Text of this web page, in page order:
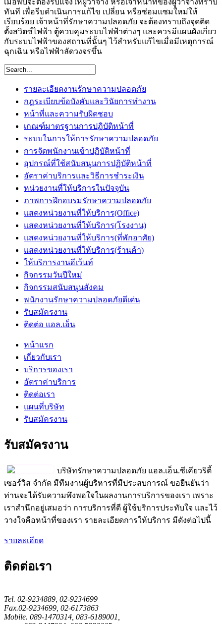
ทันที เพื่อรีบดำเนินการแก้ไข เปลี่ยน หรือซ่อมแซมใหม่ให้
เรียบร้อย เจ้าหน้าที่รักษาความปลอดภัย จะต้องทราบถึงจุดติด
ตั้งสวิตซ์ไฟฟ้า ตู้ควบคุมระบบไฟฟ้าต่างๆ และควรมีแผนผังเกี่ยว
กับระบบไฟฟ้าของสถานที่นั้นๆ ไว้สำหรับแก้ไขเมื่อมีเหตุการณ์
ฉุกเฉิน หรือไฟฟ้าลัดวงจรขึ้น
รายละเอียดงานรักษาความปลอดภัย
กฎระเบียบข้อบังคับและวินัยการทำงาน
หน้าที่และความรับผิดชอบ
เกณฑ์มาตรฐานการปฏิบัติหน้าที่
ระบบในการให้การรักษาความปลอดภัย
การจัดพนักงานเข้าปฏิบัติหน้าที่
อุปกรณ์ที่ใช้สนับสนุนการปฏิบัติหน้าที่
อัตราค่าบริการและวิธีการชำระเงิน
หน่วยงานที่ให้บริการในปัจจุบัน
ภาพการฝึกอบรมรักษาความปลอดภัย
แสดงหน่วยงานที่ให้บริการ(Office)
แสดงหน่วยงานที่ให้บริการ(โรงงาน)
แสดงหน่วยงานที่ให้บริการ(ที่พักอาศัย)
แสดงหน่วยงานที่ให้บริการ(ร้านค้า)
ให้บริการงานอีเว้นท์
กิจกรรมวันปีใหม่
กิจกรรมสนับสนุนสังคม
พนักงานรักษาความปลอดภัยดีเด่น
รับสมัครงาน
ติดต่อ แอล.เอ็น
หน้าแรก
เกี่ยวกับเรา
บริการของเรา
อัตราค่าบริการ
ติดต่อเรา
แผนที่บริษัท
รับสมัครงาน
รับสมัครงาน
บริษัทรักษาความปลอดภัย แอล.เอ็น.ซีเคียวริตี้
เซอร์วิส จำกัด มีทีมงานผู้บริหารที่มีประสบการณ์ ขอยืนยันว่า
ท่านจะได้รับความพึงพอใจในผลงานการบริการของเรา เพราะ
เราสำนึกอยู่เสมอว่า การบริการที่ดี ผู้ใช้บริการประทับใจ และไว้
วางใจคือหน้าที่ของเรา รายละเอียดการให้บริการ มีดังต่อไปนี้
รายละเอียด
ติดต่อเรา
Tel. 02-9234889, 02-9234699
Fax.02-9234699, 02-6173863
Mobile. 089-1470314, 083-6189001,